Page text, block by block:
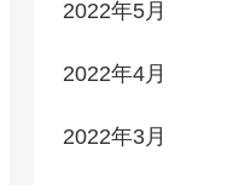
2022年5月
2022年4月
2022年3月